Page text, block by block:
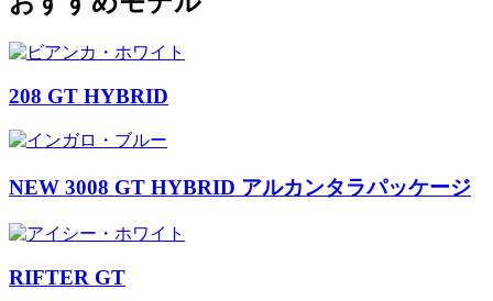
208 GT HYBRID
NEW 3008 GT HYBRID アルカンタラパッケージ
RIFTER GT